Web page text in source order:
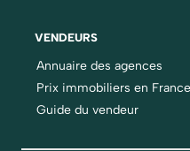
VENDEURS
Annuaire des agences
Prix immobiliers en France
Guide du vendeur